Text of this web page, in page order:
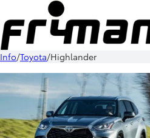
Info Toyota Highlander